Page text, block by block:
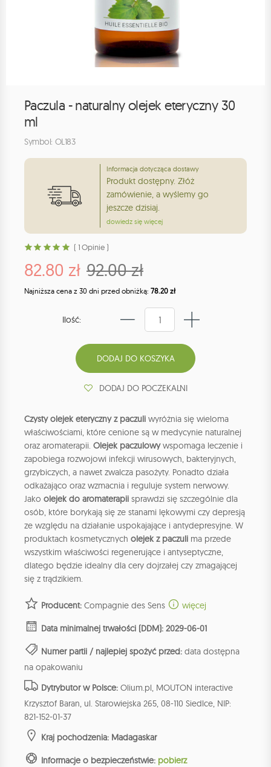
Paczula - naturalny olejek eteryczny 30
ml
Symbol: OL183
Informacja dotycząca dostawy
Produkt dostępny. Złóż
zamówienie, a wyślemy go
jeszcze dzisiaj.
dowiedz się więcej
( 1 Opinie )
82.80 zł 92.00 zł
Najniższa cena z 30 dni przed obniżką: 78.20 zł
Ilość:
DODAJ DO POCZEKALNI
Czysty olejek eteryczny z paczuli wyróżnia się wieloma
właściwościami, które cenione są w medycynie naturalnej
oraz aromaterapii. Olejek paczulowywspomaga leczenie i
zapobiega rozwojowi infekcji wirusowych, bakteryjnych,
grzybiczych, a nawet zwalcza pasożyty. Ponadto działa
odkażająco oraz wzmacnia i reguluje system nerwowy.
Jako olejek do aromaterapii sprawdzi się szczególnie dla
osób, które borykają się ze stanami lękowymi czy depresją
ze względu na działanie uspokajające i antydepresyjne. W
produktach kosmetycznych olejek z paczuli ma przede
wszystkim właściwości regenerujące i antyseptyczne,
dlatego będzie idealny dla cery dojrzałej czy zmagającej
się z trądzikiem.
Producent: Compagnie des Sens więcej
Data minimalnej trwałości (DDM): 2029-06-01
Numer partii / najlepiej spożyć przed: data dostępna
na opakowaniu
Dytrybutor w Polsce: Olium.pl, MOUTON interactive
Krzysztof Baran, ul. Starowiejska 265, 08-110 Siedlce, NIP:
821-152-01-37
Kraj pochodzenia: Madagaskar
Informacje o bezpieczeństwie: pobierz